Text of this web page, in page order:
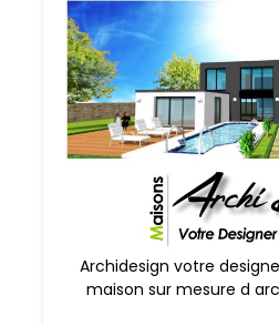
Archidesign votre
maison sur mesure d